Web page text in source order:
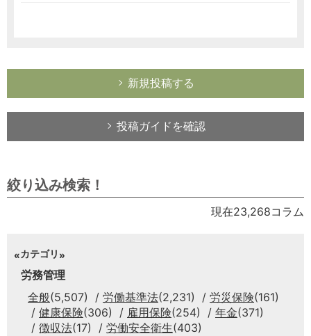
新規投稿する
投稿ガイドを確認
絞り込み検索！
現在23,268コラム
カテゴリ
労務管理
全般(5,507) 労働基準法(2,231) 労災保険(161)
健康保険(306) 雇用保険(254) 年金(371)
徴収法(17) 労働安全衛生(403)